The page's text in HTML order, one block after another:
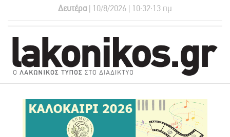
Δευτέρα | 10/8/2026 | 10:32:13 πμ